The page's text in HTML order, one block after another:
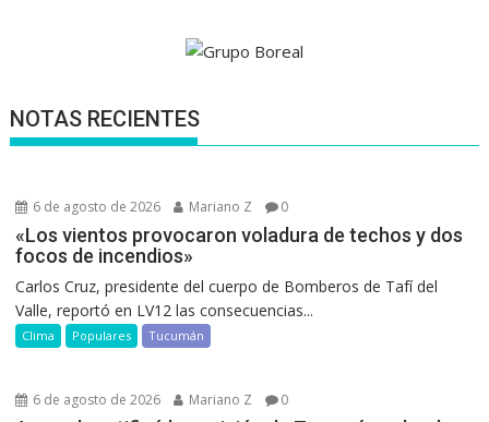
NOTAS RECIENTES
6 de agosto de 2026 Mariano Z 0
«Los vientos provocaron voladura de techos y dos
focos de incendios»
Carlos Cruz, presidente del cuerpo de Bomberos de Tafí del
Valle, reportó en LV12 las consecuencias...
Clima Populares Tucumán
6 de agosto de 2026 Mariano Z 0